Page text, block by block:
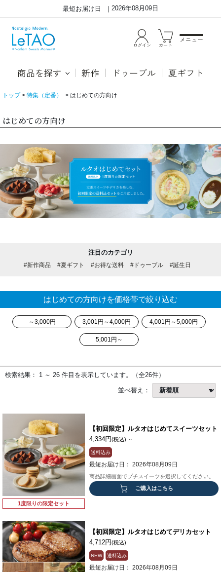
最短お届け日 2026年08月09日
ログイン カート
メニュー
商品を探す 新作 ドゥーブル 夏ギフト
トップ 特集（定番） はじめての方向け
はじめての方向け
注目のカテゴリ
#新作商品 #夏ギフト #お得な送料 #ドゥーブル #誕生日
はじめての方向けを価格帯で絞り込む
～3,000円 3,001円～4,000円 4,001円～5,000円
5,001円～
検索結果： 1 ～ 26 件目を表示しています。（全26件）
並べ替え：
1度限りの限定セット
【初回限定】ルタオはじめてスイーツセット
4,334円(税込) ～
送料込み
最短お届け日： 2026年08月09日
商品詳細画面でプチスイーツを選択してください。
ご購入はこちら
【初回限定】ルタオはじめてデリカセット
4,712円(税込)
NEW 送料込み
最短お届け日： 2026年08月09日